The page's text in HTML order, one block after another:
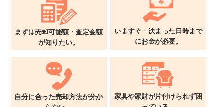
まずは売却可能額・査定金額
が知りたい。
いますぐ・決まった日時まで
にお金が必要。
自分に合った売却方法が分か
家具や家財が片付けられず困